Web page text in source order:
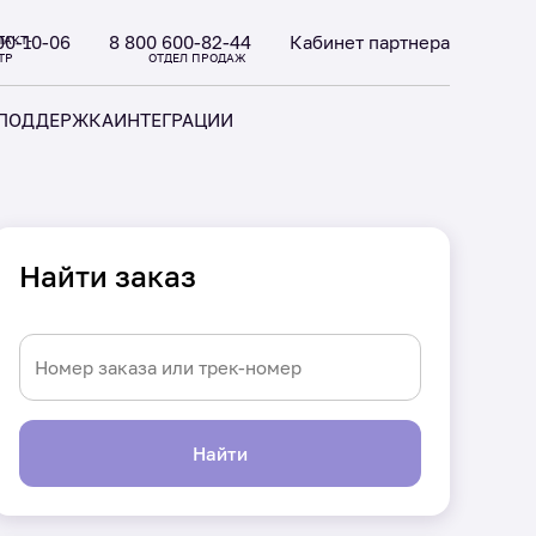
10-06 8 800 600-82-44
ОТДЕЛ ПРОДАЖ
Кабинет партнера
ИНТЕГРАЦИИ
Найти заказ
Найти